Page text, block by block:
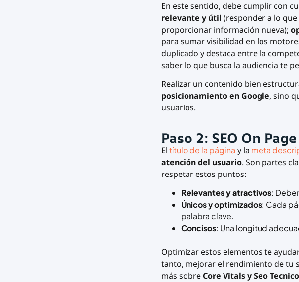
En este sentido, debe cumplir con
relevante y útil (responder a lo
proporcionar información nueva);
para sumar visibilidad en los
duplicado y destaca entre la
saber lo que busca la audiencia te
Realizar un contenido bien
posicionamiento en Google, sino
usuarios.
Paso 2: SEO On
Eltítulo de la página y la meta
atención del usuario. Son partes
respetar estos puntos:
Relevantes y atractivos:
Únicos y optimizados: Cada
palabra clave.
Concisos: Una longitud
Optimizar estos elementos te
tanto, mejorar el rendimiento de tu
más sobre Core Vitals y Seo Tecnico